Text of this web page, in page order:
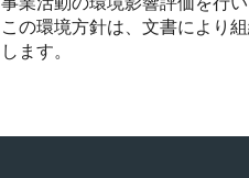
この環境方針は、文書により
します。